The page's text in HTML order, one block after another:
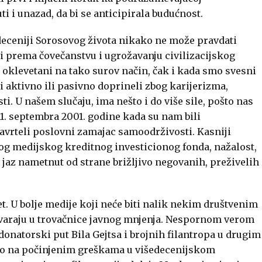
i unazad, da bi se anticipirala budućnost.
Sorosovog života nikako ne može pravdati
čovečanstvu i ugrožavanju civilizacijskog
na tako surov način, čak i kada smo svesni
aktivno ili pasivno doprineli zbog karijerizma,
U našem slučaju, ima nešto i do više sile, pošto nas
septembra 2001. godine kada su nam bili
poslovni zamajac samoodrživosti. Kasniji
medijskog kreditnog investicionog fonda, nažalost,
nametnut od strane brižljivo negovanih, preživelih
U bolje medije koji neće biti nalik nekim društvenim
u trovačnice javnog mnjenja. Nespornom verom
put Bila Gejtsa i brojnih filantropa u drugim
na počinjenim greškama u višedecenijskom